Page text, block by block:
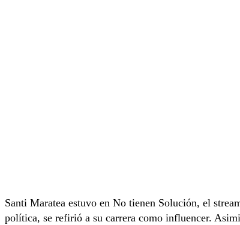
Santi Maratea estuvo en No tienen Solución, el
política, se refirió a su carrera como influencer.